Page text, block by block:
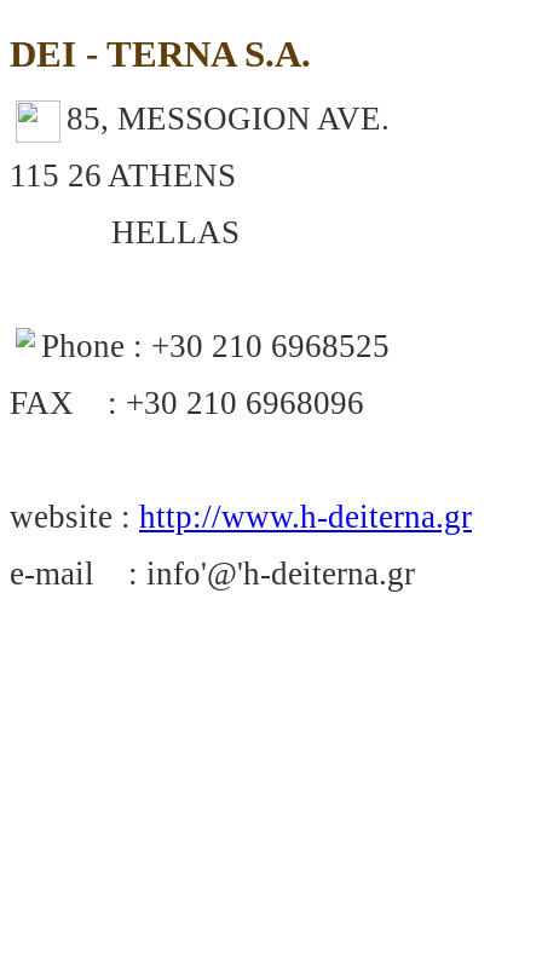
DEI - TERNA S.A.
85, MESSOGION AVE.
115 26 ATHENS
HELLAS
Phone : +30 210 6968525
FAX : +30 210 6968096
website : http://www.h-deiterna.gr
e-mail : info'@'h-deiterna.gr